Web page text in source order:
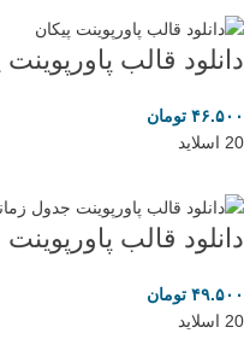
دانلود قالب
۴۶.۵۰۰ تومان
20 اسلاید
دانلود قالب
۴۹.۵۰۰ تومان
20 اسلاید